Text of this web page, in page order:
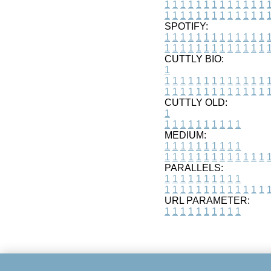
1 1 1 1 1 1 1 1 1 1 1 1 1 1
1 1 1 1 1 1 1 1 1 1 1 1 1 1
SPOTIFY:
1 1 1 1 1 1 1 1 1 1 1 1 1 1
1 1 1 1 1 1 1 1 1 1 1 1 1 1
CUTTLY BIO:
1
1 1 1 1 1 1 1 1 1 1 1 1 1 1
1 1 1 1 1 1 1 1 1 1 1 1 1 1
CUTTLY OLD:
1
1 1 1 1 1 1 1 1 1 1
MEDIUM:
1 1 1 1 1 1 1 1 1 1
1 1 1 1 1 1 1 1 1 1 1 1 1 1
PARALLELS:
1 1 1 1 1 1 1 1 1 1
1 1 1 1 1 1 1 1 1 1 1 1 1 1
URL PARAMETER:
1 1 1 1 1 1 1 1 1 1